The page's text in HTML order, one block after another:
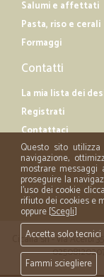
Salumi e affettati
Pasta, riso e cerali
Formaggi
Contatti
La mia lista dei
Registrati
Contattaci
Cicalia srl - via Acerbi
02508120207
Questo sito
navigazione,
mostrare messaggi
proseguire la
l'uso dei cookie
rifiuto dei cookies e
oppure [Scegli]
Accetta solo tecnici
Fammi sciegliere